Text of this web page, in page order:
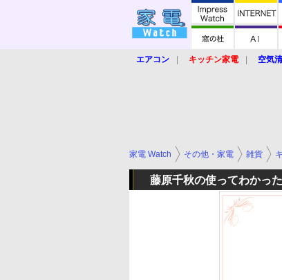
エアコン キッチン家電 空気
家電 Watch その他・家電 雑貨
藤原千秋の使ってわかっ